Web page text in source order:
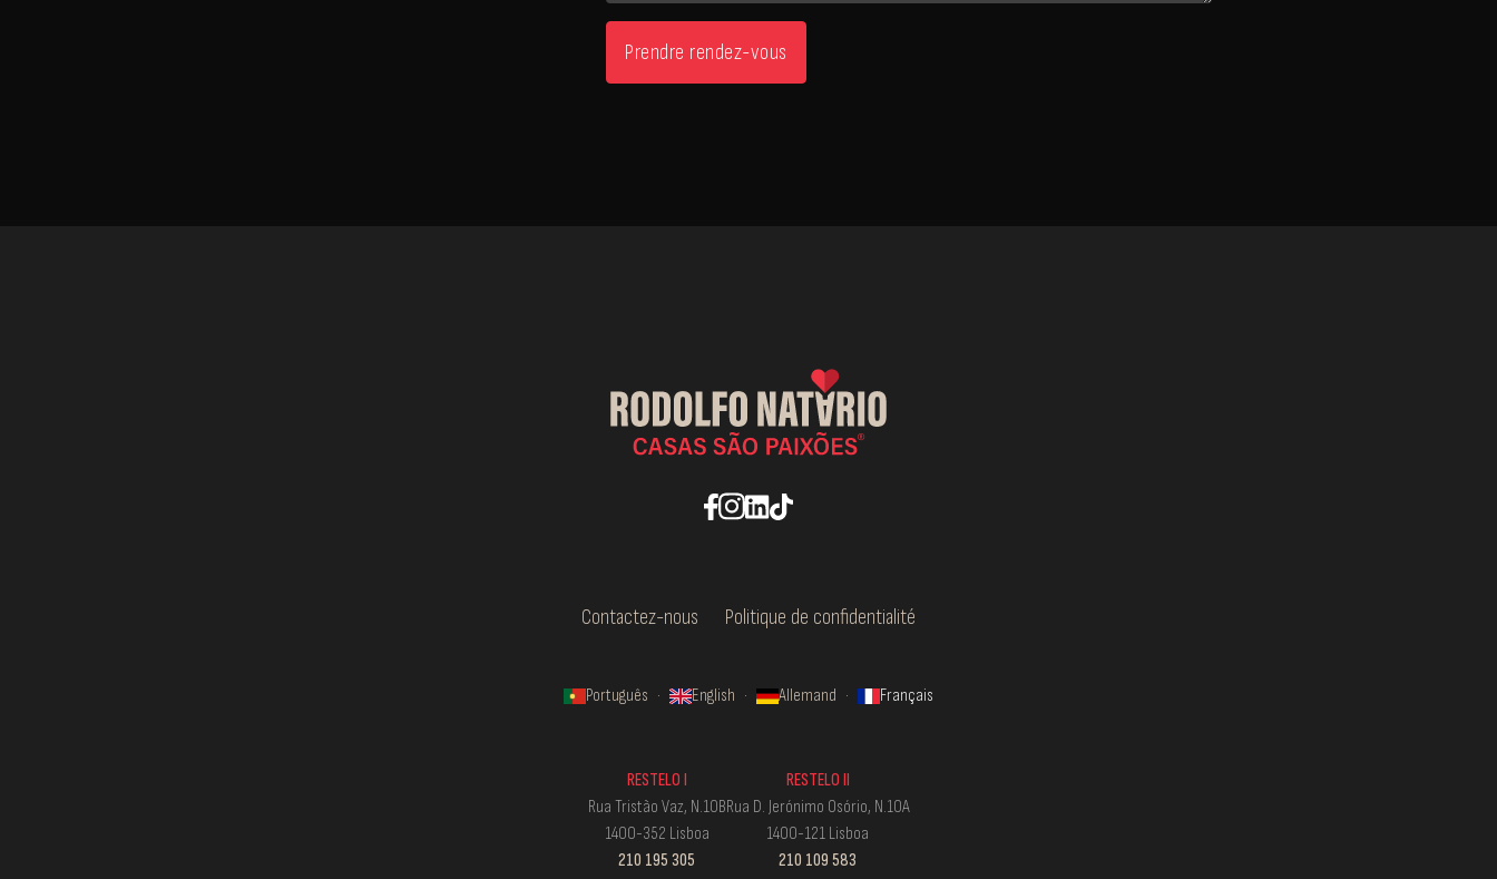
Prendre rendez-vous
Contactez-nous Politique de confidentialité
Português · English · Allemand · Français
RESTELO I
Rua Tristão Vaz, N.10B
1400-352 Lisboa
210 195 305
RESTELO II
Rua D. Jerónimo Osório, N.10A
1400-121 Lisboa
210 109 583